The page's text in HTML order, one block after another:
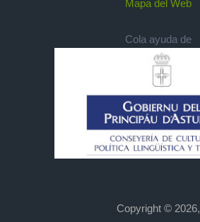
Mapa del Web
Cola ayuda de
Copyright © 2026,